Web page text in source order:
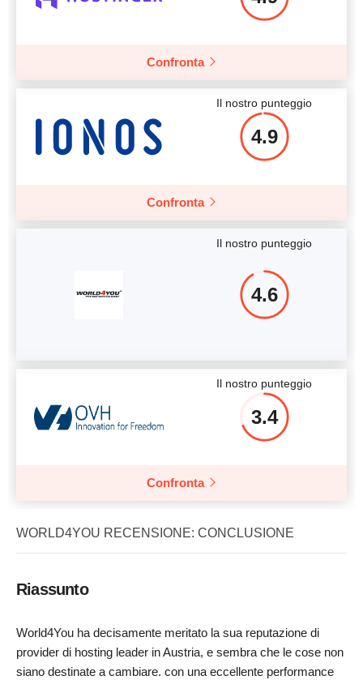
Confronta
Il nostro punteggio
4.9
Confronta
Il nostro punteggio
4.6
Il nostro punteggio
3.4
Confronta
WORLD4YOU RECENSIONE: CONCLUSIONE
Riassunto
World4You ha decisamente meritato la sua reputazione di
provider di hosting leader in Austria, e sembra che le cose non
siano destinate a cambiare. con una eccellente performance